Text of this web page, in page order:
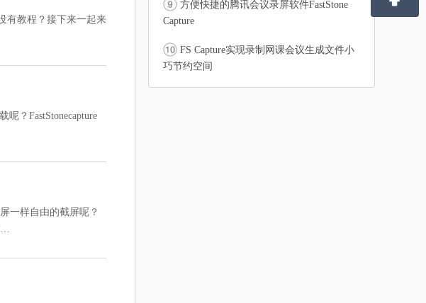
有教程？接下来一起来
呢？FastStonecapture
一样自由的截屏呢？
…
方便快捷的腾讯会议录屏软件FastStone
Capture
FS Capture实现录制网课会议生成文件小
巧节约空间